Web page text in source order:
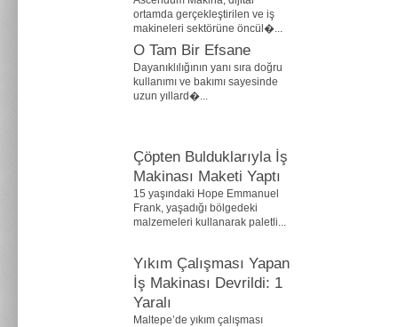
ortamda gerçekleştirilen ve iş
makineleri sektörüne öncül�...
O Tam Bir Efsane
Dayanıklılığının yanı sıra doğru
kullanımı ve bakımı sayesinde
uzun yıllard�...
Çöpten Bulduklarıyla İş
Makinası Maketi Yaptı
15 yaşındaki Hope Emmanuel
Frank, yaşadığı bölgedeki
malzemeleri kullanarak paletli...
Yıkım Çalışması Yapan
İş Makinası Devrildi: 1
Yaralı
Maltepe’de yıkım çalışması